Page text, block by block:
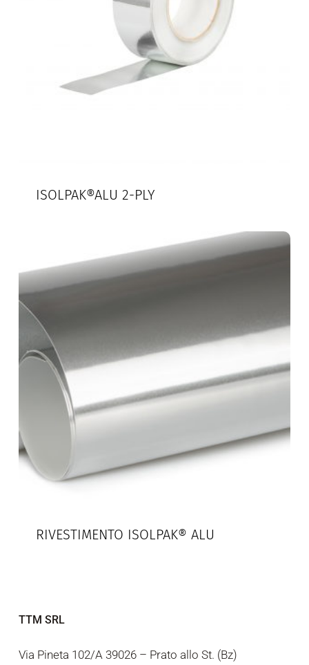
ISOLPAK®ALU 2-PLY
RIVESTIMENTO ISOLPAK® ALU
TTM SRL
Via Pineta 102/A 39026 – Prato allo St. (Bz)